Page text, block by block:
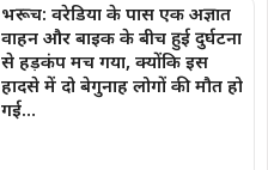
भरूच: वरेडिया के पास एक अज्ञात
वाहन और बाइक के बीच हुई दुर्घटना
से हड़कंप मच गया, क्योंकि इस
हादसे में दो बेगुनाह लोगों की मौत हो
गई…